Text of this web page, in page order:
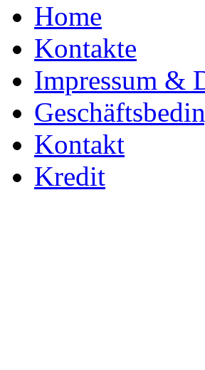
Home
Kontakte
Impressum &
Kontakt
Kredit